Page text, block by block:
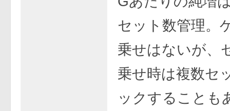
セット数管理。
乗せはないが、
乗せ時は複数セ
ックすることも